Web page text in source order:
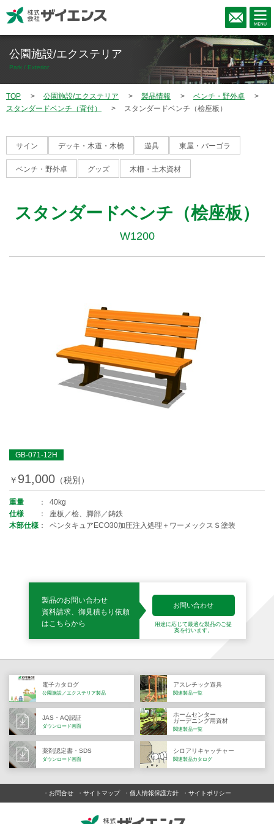
公園施設/エクステリア
Park / Exterior
TOP 公園施設/エクステリア 製品情報
ベンチ・野外卓
スタンダードベンチ（背付）
スタンダードベンチ（桧座板）
サイン デッキ・木道・木橋 遊具 東屋・パーゴラ
ベンチ・野外卓 グッズ 木柵・土木資材
スタンダードベンチ（桧座板）
W1200
GB-071-12H
￥ 91,000 （税別）
重量
40kg
仕様
座板／桧、脚部／鋳鉄
木部仕様
ペンタキュアECO30加圧注入処理＋ワーメックスＳ塗装
製品のお問い合わせ
資料請求、御見積もり依頼
はこちらから
お問い合わせ
用途に応じて最適な製品の ご提
案を行います。
電子カタログ
公園施設／エクステリア製品
アスレチック遊具
関連製品一覧
JAS・AQ認証
ダウンロード画面
ホームセンター
ガーデニング用資材
関連製品一覧
薬剤認定書・SDS
ダウンロード画面
シロアリキャッチャー
関連製品カタログ
お問合せ サイトマップ 個人情報保護方針 サイトポリシー